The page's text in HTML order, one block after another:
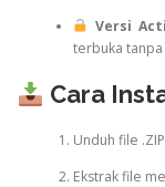
Versi
terbuka tanpa
Cara
Unduh file
Ekstrak file